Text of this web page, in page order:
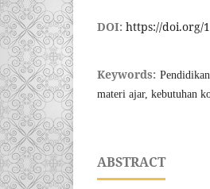
DOI: https://doi.org/
Keywords:
materi ajar, kebutuhan
ABSTRACT